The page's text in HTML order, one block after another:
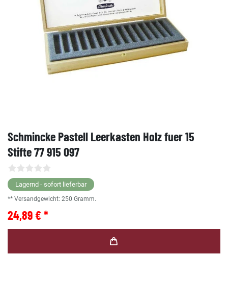
Schmincke Pastell Leerkasten Holz fuer 15
Stifte 77 915 097
Lagernd - sofort lieferbar
** Versandgewicht: 250 Gramm.
24,89 € *